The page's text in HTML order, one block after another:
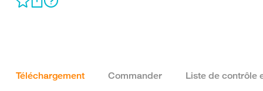
Téléchargement Commander Liste de contrôle